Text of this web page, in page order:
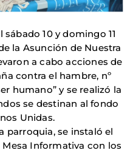
10 y domingo 11
la Asunción de Nuestra
a cabo acciones de
contra el hambre, nº
humano” y se realizó la
se destinan al fondo
Unidas.
parroquia, se instaló el
Informativa con los